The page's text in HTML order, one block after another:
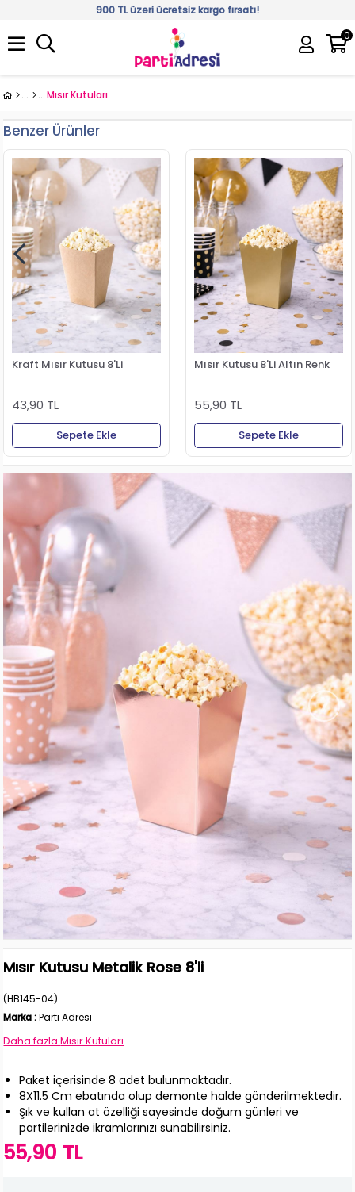
900 TL üzeri ücretsiz kargo fırsatı!
0
Mısır Kutuları
Benzer Ürünler
Kraft Mısır Kutusu 8'Li
43,90 TL
Sepete Ekle
Mısır Kutusu 8'Li Altın Renk
55,90 TL
Sepete Ekle
›
Mısır Kutusu Metalik Rose 8'li
(HB145-04)
Marka : Parti Adresi
Daha fazlaMısır Kutuları
Paket içerisinde 8 adet bulunmaktadır.
8X11.5 Cm ebatında olup demonte halde gönderilmektedir.
Şık ve kullan at özelliği sayesinde doğum günleri ve
partilerinizde ikramlarınızı sunabilirsiniz.
55,90 TL